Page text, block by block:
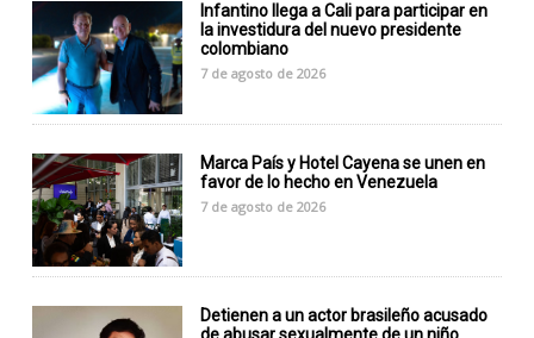
Infantino llega a Cali para participar en
la investidura del nuevo presidente
colombiano
7 de agosto de 2026
Marca País y Hotel Cayena se unen en
favor de lo hecho en Venezuela
7 de agosto de 2026
Detienen a un actor brasileño acusado
de abusar sexualmente de un niño